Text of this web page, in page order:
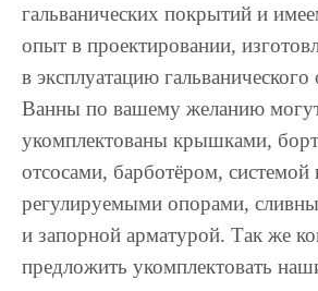
гальванических покрытий и
опыт в проектировании,
в эксплуатацию
Ванны по вашему желанию
укомплектованы крышками,
отсосами, барботёром, системой
регулируемыми опорами,
и запорной арматурой. Так же
предложить укомплектовать